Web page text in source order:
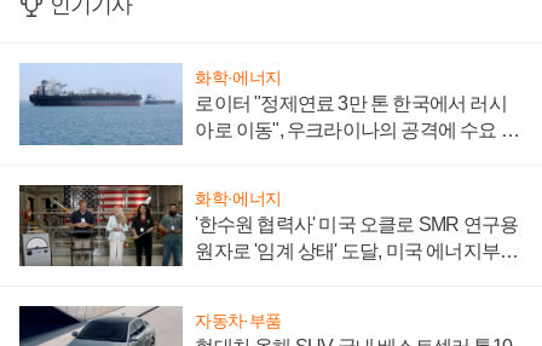
인기기사
화학·에너지
로이터 "정제연료 3만 톤 한국에서 러시
아로 이동", 우크라이나의 공격에 수요 늘
화학·에너지
'한수원 협력사' 미국 오클로 SMR 연구용
원자로 '임계 상태' 도달, 미국 에너지부
자동차·부품